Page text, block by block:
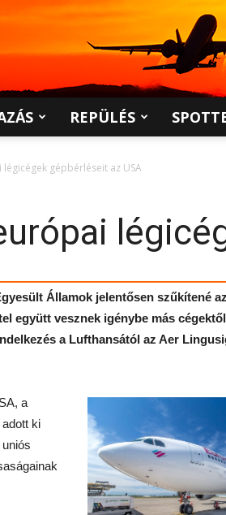
REPÜLÉS
gépbérléseit az USA
Államok jelentősen szűkítené
együtt vesznek igénybe más
a Lufthansától az Aer
a
ki